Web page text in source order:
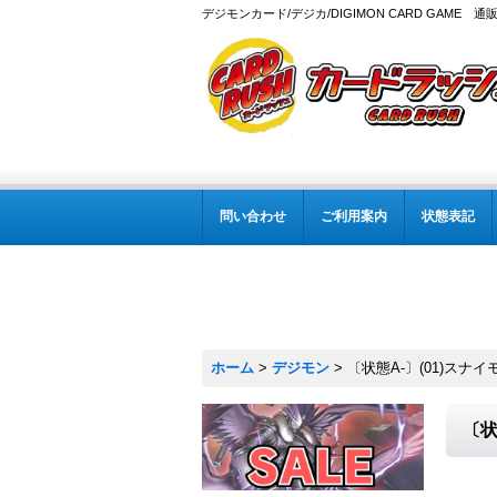
デジモンカード/デジカ/DIGIMON CARD GAME 通
問い合わせ ご利用案内 状態表記
ホーム > デジモン > 〔状態A-〕(01)スナイ
〔